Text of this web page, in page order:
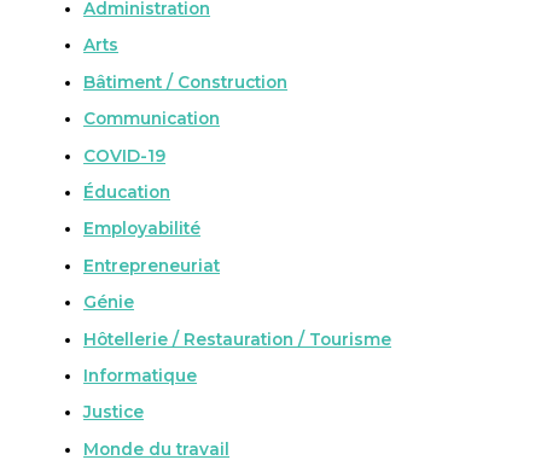
Administration
Arts
Bâtiment / Construction
Communication
COVID-19
Éducation
Employabilité
Entrepreneuriat
Génie
Hôtellerie / Restauration / Tourisme
Informatique
Justice
Monde du travail